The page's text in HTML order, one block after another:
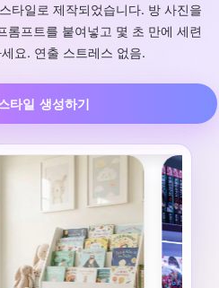
타일로 제작되었습니다. 방 사진을
롬프트를 붙여넣고 몇 초 만에 세련
요. 연출 스트레스 없음.
타일 생성하기